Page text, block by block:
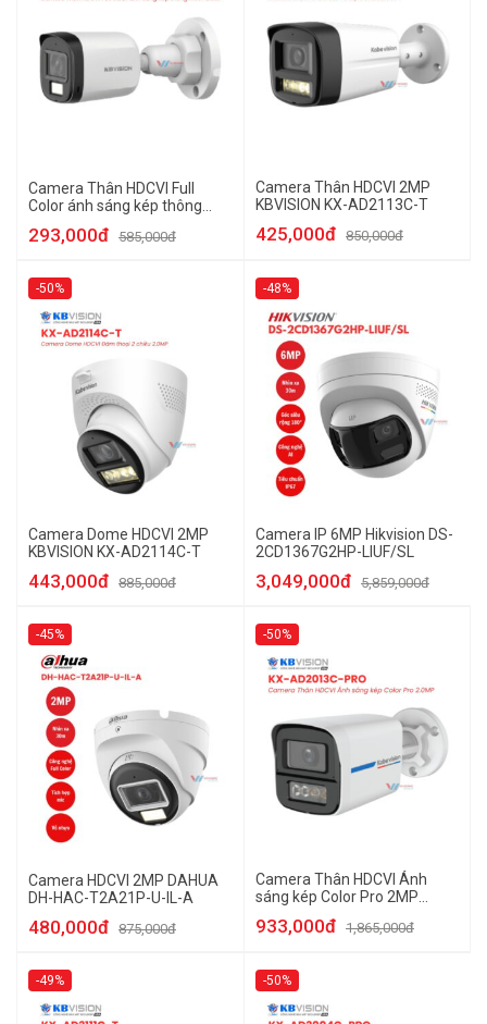
Camera Thân HDCVI Full
Color ánh sáng kép thông
AD2111C-A-VN
293,000đ 585,000đ
Camera Thân HDCVI 2MP
KBVISION KX-AD2113C-T
425,000đ 850,000đ
-50%
Camera Dome HDCVI 2MP
KBVISION KX-AD2114C-T
443,000đ 885,000đ
-48%
Camera IP 6MP Hikvision DS-
2CD1367G2HP-LIUF/SL
3,049,000đ 5,859,000đ
-45%
Camera HDCVI 2MP DAHUA
DH-HAC-T2A21P-U-IL-A
480,000đ 875,000đ
-50%
Camera Thân HDCVI Ánh
sáng kép Color Pro 2MP
933,000đ 1,865,000đ
-49% -50%